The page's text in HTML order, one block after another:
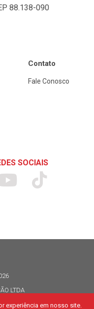
88.138-090
Contato
Fale Conosco
SOCIAIS
LTDA
80
experiência em nosso site.